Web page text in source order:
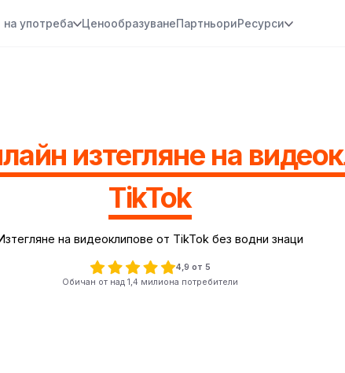
на употреба ЦенообразуванеПартньориРесурси
изтегляне на
TikTok
на видеоклипове от TikTok без водни знаци
4,9 от 5
Обичан от над 1,4 милиона потребители